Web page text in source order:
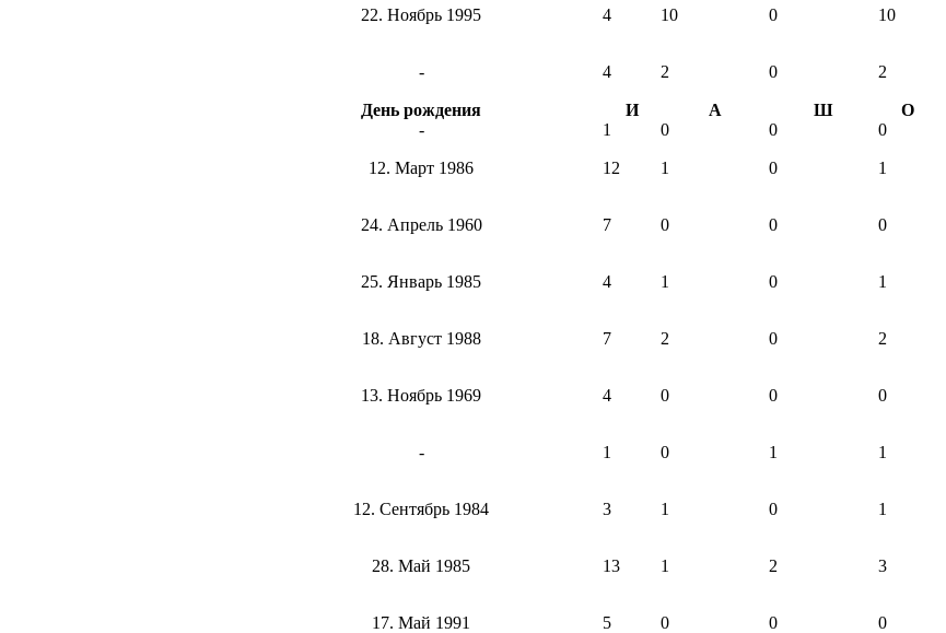
22. Ноябрь 1995 4 10 0 10
- 4 2 0 2
День рождения И А Ш
О
- 1 0 0 0
12. Март 1986 12 1 0 1
24. Апрель 1960 7 0 0 0
25. Январь 1985 4 1 0 1
18. Август 1988 7 2 0 2
13. Ноябрь 1969 4 0 0 0
- 1 0 1 1
12. Сентябрь 1984 3 1 0 1
28. Май 1985 13 1 2 3
17. Май 1991 5 0 0 0